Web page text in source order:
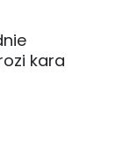
kara